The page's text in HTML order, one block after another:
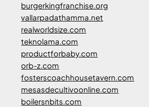
burgerkingfranchise.org
vallarpadathamma.net
realworldsize.com
teknolama.com
productforbaby.com
orb-z.com
fosterscoachhousetavern.com
mesasdecultivoonline.com
boilersnbits.com